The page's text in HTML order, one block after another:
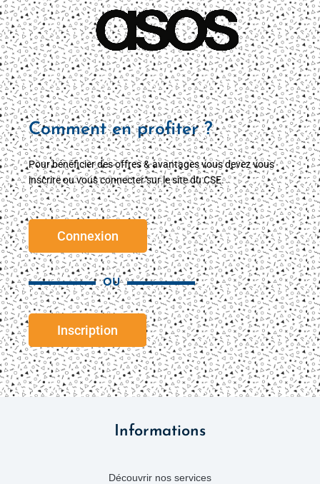
Comment en profiter ?
Pour bénéficier des offres & avantages vous devez vous
inscrire ou vous connecter sur le site du CSE.
Connexion
OU
Inscription
Informations
Découvrir nos services